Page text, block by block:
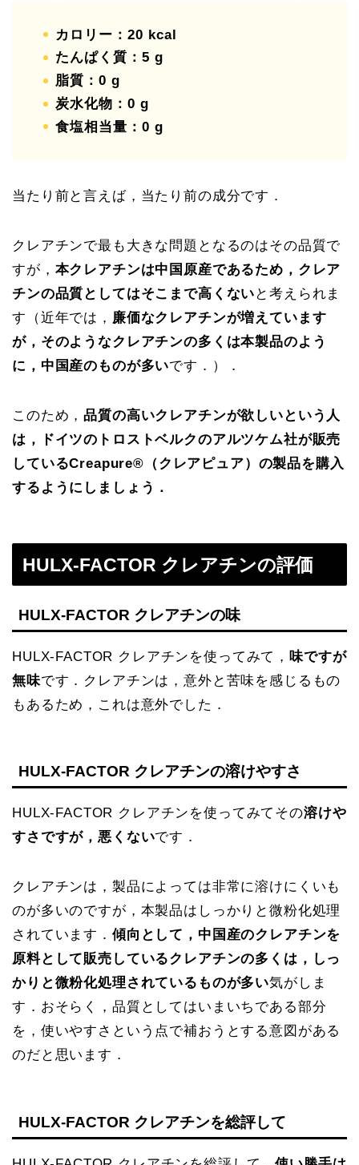
カロリー：20 kcal
たんぱく質：5 g
脂質：0 g
炭水化物：0 g
食塩相当量：0 g
当たり前と言えば，当たり前の成分です．
クレアチンで最も大きな問題となるのはその品質で
すが， 本クレアチンは中国原産であるため，クレア
チンの品質としてはそこまで高くない と考えられま
す（近年では， 廉価なクレアチンが増えています
が，そのようなクレアチンの多くは本製品のよう
に，中国産のものが多いです．）．
このため，品質の高いクレアチンが欲しいという人
は，ドイツのトロストベルクのアルツケム社が販売
しているCreapure®︎（クレアピュア）の製品を購入
するようにしましょう．
HULX-FACTOR クレアチンの評価
HULX-FACTOR クレアチンの味
HULX-FACTOR クレアチンを使ってみて， 味ですが
無味です．クレアチンは，意外と苦味を感じるもの
もあるため，これは意外でした．
HULX-FACTOR クレアチンの溶けやすさ
HULX-FACTOR クレアチンを使ってみてその溶けや
すさですが，悪くないです．
クレアチンは，製品によっては非常に溶けにくいも
のが多いのですが，本製品はしっかりと微粉化処理
されています． 傾向として，中国産のクレアチンを
原料として販売しているクレアチンの多くは，しっ
かりと微粉化処理されているものが多い気がしま
す．おそらく，品質としてはいまいちである部分
を，使いやすさという点で補おうとする意図がある
のだと思います．
HULX-FACTOR クレアチンを総評して